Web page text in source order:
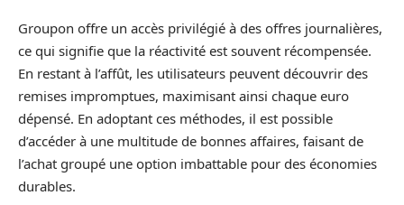
Groupon offre un accès privilégié à des offres journalières,
ce qui signifie que la réactivité est souvent récompensée.
En restant à l’affût, les utilisateurs peuvent découvrir des
remises impromptues, maximisant ainsi chaque euro
dépensé. En adoptant ces méthodes, il est possible
d’accéder à une multitude de bonnes affaires, faisant de
l’achat groupé une option imbattable pour des économies
durables.